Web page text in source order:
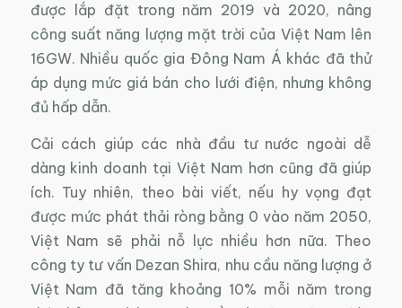
được lắp đặt trong năm 2019 và 2020, nâng
công suất năng lượng mặt trời của Việt Nam lên
16GW. Nhiều quốc gia Đông Nam Á khác đã thử
áp dụng mức giá bán cho lưới điện, nhưng không
đủ hấp dẫn.
Cải cách giúp các nhà đầu tư nước ngoài dễ
dàng kinh doanh tại Việt Nam hơn cũng đã giúp
ích. Tuy nhiên, theo bài viết, nếu hy vọng đạt
được mức phát thải ròng bằng 0 vào năm 2050,
Việt Nam sẽ phải nỗ lực nhiều hơn nữa. Theo
công ty tư vấn Dezan Shira, nhu cầu năng lượng ở
Việt Nam đã tăng khoảng 10% mỗi năm trong